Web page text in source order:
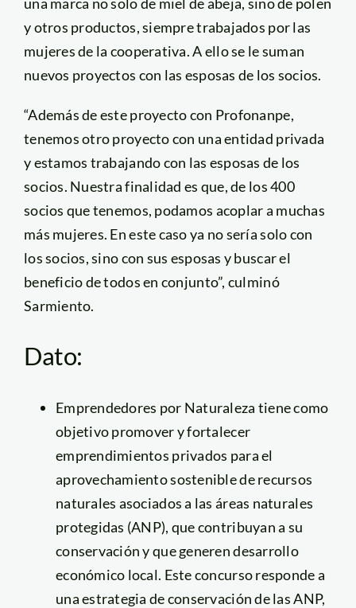
y otros productos, siempre trabajados por las
mujeres de la cooperativa. A ello se le suman
nuevos proyectos con las esposas de los socios.
“Además de este proyecto con Profonanpe,
tenemos otro proyecto con una entidad privada
y estamos trabajando con las esposas de los
socios. Nuestra finalidad es que, de los 400
socios que tenemos, podamos acoplar a muchas
más mujeres. En este caso ya no sería solo con
los socios, sino con sus esposas y buscar el
beneficio de todos en conjunto”, culminó
Sarmiento.
Dato:
Emprendedores por Naturaleza tiene como
objetivo promover y fortalecer
emprendimientos privados para el
aprovechamiento sostenible de recursos
naturales asociados a las áreas naturales
protegidas (ANP), que contribuyan a su
conservación y que generen desarrollo
económico local. Este concurso responde a
una estrategia de conservación de las ANP,